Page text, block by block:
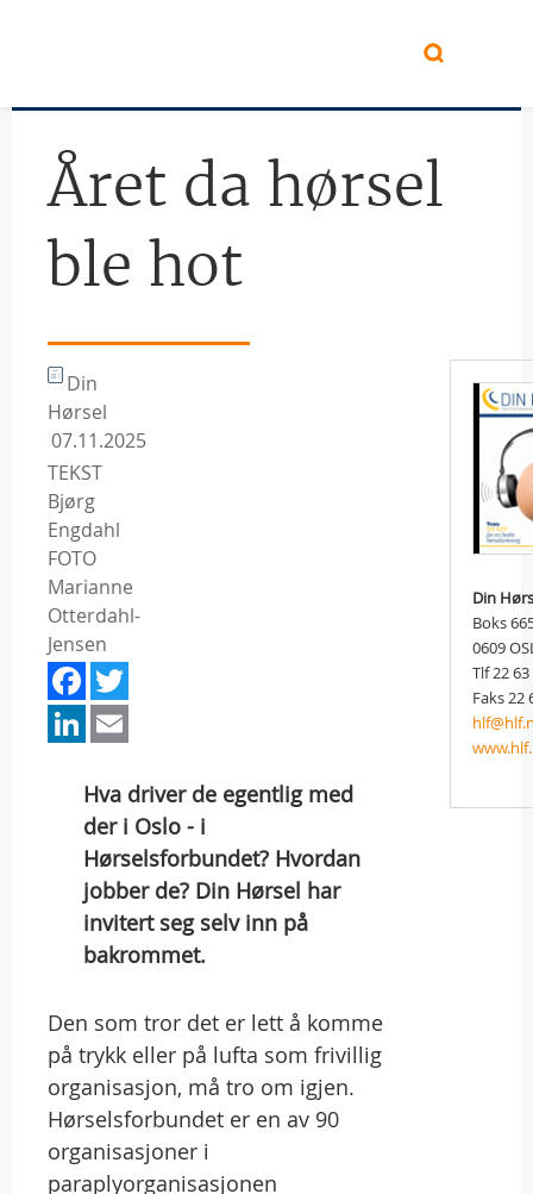
Året da hørsel
ble hot
Din
Hørsel
07.11.2025
TEKST
Bjørg
Engdahl
FOTO
Marianne
Otterdahl-
Jensen
Facebook
LinkedIn
Hva driver de egentlig med
der i Oslo - i
Hørselsforbundet? Hvordan
jobber de? Din Hørsel har
invitert seg selv inn på
bakrommet.
Den som tror det er lett å komme
på trykk eller på lufta som frivillig
organisasjon, må tro om igjen.
Hørselsforbundet er en av 90
organisasjoner i
paraplyorganisasjonen
Din
Boks
0609
Tlf 22
Faks 22